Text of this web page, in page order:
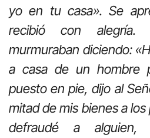
yo en tu casa». Se
recibió con
murmuraban diciendo:
a casa de un hombre
puesto en pie, dijo al
mitad de mis bienes a
defraudé a